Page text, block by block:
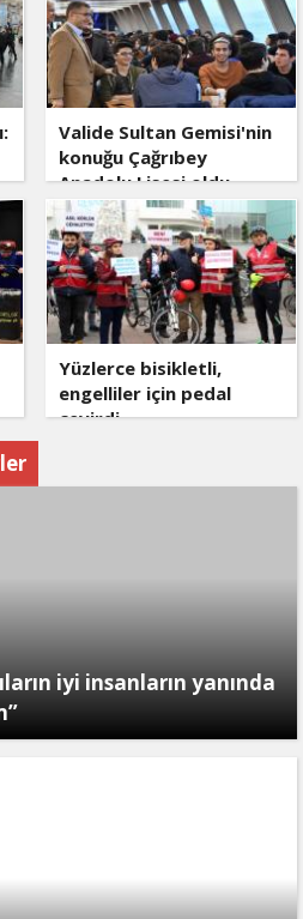
Valide Sultan Gemisi'nin
konuğu Çağrıbey
Anadolu Lisesi oldu
Yüzlerce bisikletli,
engelliler için pedal
çevirdi
iyi insanların yanında